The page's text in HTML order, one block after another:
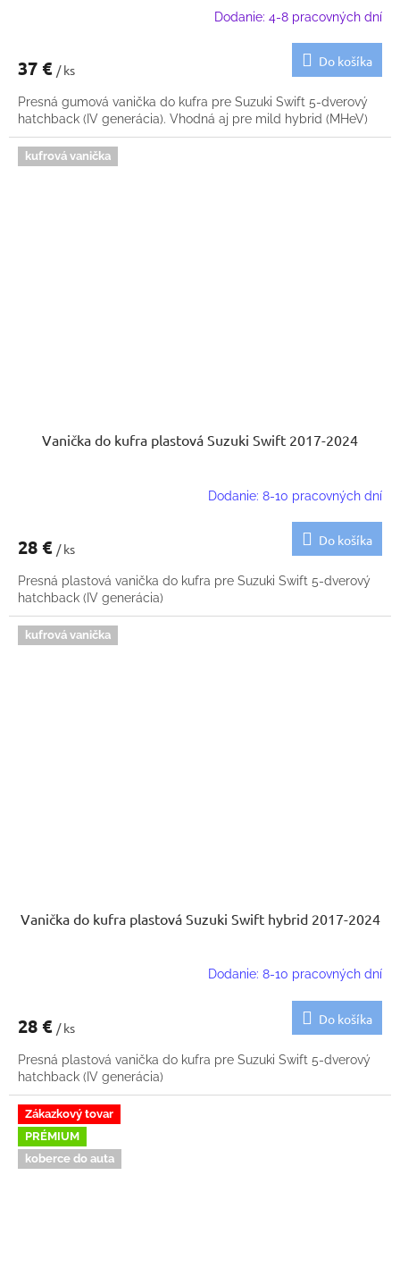
Dodanie: 4-8 pracovných dní
37 € / ks
Do košíka
Presná gumová vanička do kufra pre Suzuki Swift 5-dverový
hatchback (IV generácia). Vhodná aj pre mild hybrid (MHeV)
kufrová vanička
Vanička do kufra plastová Suzuki Swift 2017-2024
Dodanie: 8-10 pracovných dní
28 € / ks
Do košíka
Presná plastová vanička do kufra pre Suzuki Swift 5-dverový
hatchback (IV generácia)
kufrová vanička
Vanička do kufra plastová Suzuki Swift hybrid 2017-2024
Dodanie: 8-10 pracovných dní
28 € / ks
Do košíka
Presná plastová vanička do kufra pre Suzuki Swift 5-dverový
hatchback (IV generácia)
Zákazkový tovar
PRÉMIUM
koberce do auta